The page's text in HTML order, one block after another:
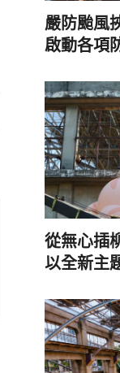
嚴防颱風
啟動各項
從無心插
以全新主